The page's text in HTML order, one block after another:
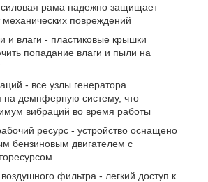
силовая рама надежно защищает
повреждений
и влаги - пластиковые крышки
попадание влаги и пыли на
- все узлы генератора
на демпферную систему, что
вибраций во время работы
ресурс - устройство оснащено
бензиновым двигателем с
фильтра - легкий доступ к